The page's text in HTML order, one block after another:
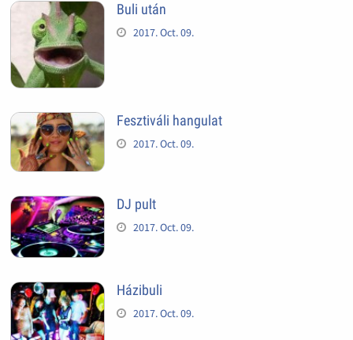
Buli után
2017. Oct. 09.
Fesztiváli hangulat
2017. Oct. 09.
DJ pult
2017. Oct. 09.
Házibuli
2017. Oct. 09.